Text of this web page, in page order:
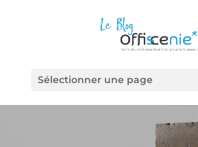
Sélectionner une page